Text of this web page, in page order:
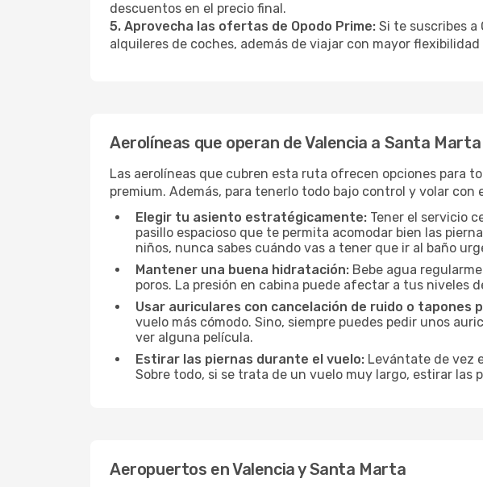
descuentos en el precio final.
5. Aprovecha las ofertas de Opodo Prime: Si te suscribes
alquileres de coches, además de viajar con mayor
Aerolíneas que operan de Valencia a Santa Marta
Las aerolíneas que cubren esta ruta ofrecen opciones para
premium. Además, para tenerlo todo bajo control y volar
Elegir tu asiento estratégicamente: Tener el servicio
pasillo espacioso que te permita acomodar bien las
niños, nunca sabes cuándo vas a tener que ir al baño
Mantener una buena hidratación: Bebe agua
poros. La presión en cabina puede afectar a tus niveles
Usar auriculares con cancelación de ruido o tapones
vuelo más cómodo. Sino, siempre puedes pedir unos
ver alguna película.
Estirar las piernas durante el vuelo: Levántate de vez
Sobre todo, si se trata de un vuelo muy largo, estirar las
Aeropuertos en Valencia y Santa Marta